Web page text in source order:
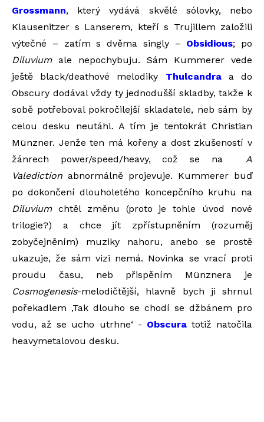
Grossmann, který vydává skvělé sólovky, nebo
Klausenitzer s Lanserem, kteří s Trujillem založili
výtečné – zatím s dvěma singly – Obsidious; po
Diluviumale nepochybuju. Sám Kummerer vede
ještě black/deathové melodiky Thulcandraa do
Obscury dodával vždy ty jednodušší skladby, takže k
sobě potřeboval pokročilejší skladatele, neb sám by
celou desku neutáhl. A tím je tentokrát Christian
Münzner. Jenže ten má kořeny a dost zkušeností v
žánrech power/speed/heavy, což se na
A
Valediction abnormálně projevuje. Kummerer buď
po dokončení dlouholetého koncepčního kruhu na
Diluviumchtěl změnu (proto je tohle
úvod nové
trilogie?) a chce jít zpřístupněním (rozuměj
zobyčejněním) muziky nahoru, anebo se prostě
ukazuje, že sám vizi nemá. Novinka se vrací proti
proudu času, neb přispěním Münznera je
Cosmogenesis-melodičtější, hlavně bych ji shrnul
pořekadlem ‚Tak dlouho se chodí se džbánem pro
vodu, až se ucho utrhne‘ - Obscuratotiž natočila
heavymetalovou desku.